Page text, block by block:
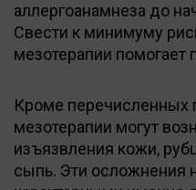
аллергоанамнеза до
Свести к минимуму
мезотерапии
Кроме перечисленных
мезотерапии могут
изъязвления кожи,
сыпь. Эти осложнения